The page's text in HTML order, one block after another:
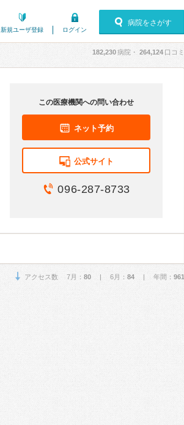
新規ユーザ登録 ログイン
病院をさがす
182,230病院・ 264,124 口コミ
この医療機関への問い合わせ
ネット予約
公式サイト
096-287-8733
アクセス数 7月： 80 | 6月： 84 | 年間： 961